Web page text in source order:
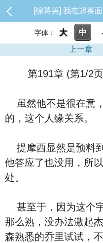
[综英美] 我在超英
字体： 大 中
上一章
第191章 (第1/2
虽然他不是很在意
的，这个人缘关系。
提摩西显然是预料
他答应了也没用，所
处。
甚至于，因为这个
那么熟，没办法激起
森熟悉的乔里试试，